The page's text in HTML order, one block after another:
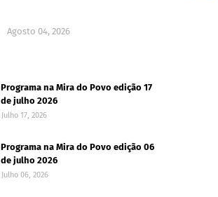
Agosto 04, 2026
Programa na Mira do Povo edição 17
de julho 2026
Julho 17, 2026
Programa na Mira do Povo edição 06
de julho 2026
Julho 06, 2026